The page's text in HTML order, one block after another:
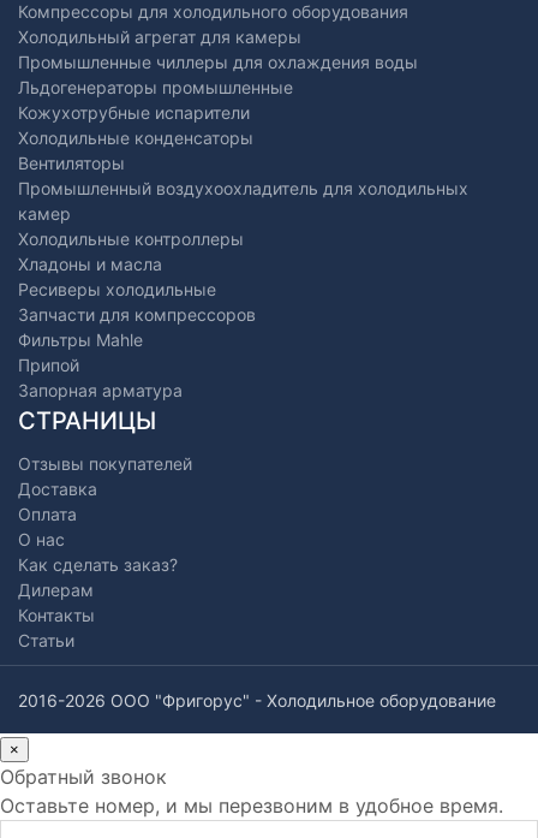
Компрессоры для холодильного оборудования
Холодильный агрегат для камеры
Промышленные чиллеры для охлаждения воды
Льдогенераторы промышленные
Кожухотрубные испарители
Холодильные конденсаторы
Вентиляторы
Промышленный воздухоохладитель для холодильных
камер
Холодильные контроллеры
Хладоны и масла
Ресиверы холодильные
Запчасти для компрессоров
Фильтры Mahle
Припой
Запорная арматура
СТРАНИЦЫ
Отзывы покупателей
Доставка
Оплата
О нас
Как сделать заказ?
Дилерам
Контакты
Статьи
2016-2026 ООО "Фригорус" - Холодильное оборудование
×
Обратный звонок
Оставьте номер, и мы перезвоним в удобное время.